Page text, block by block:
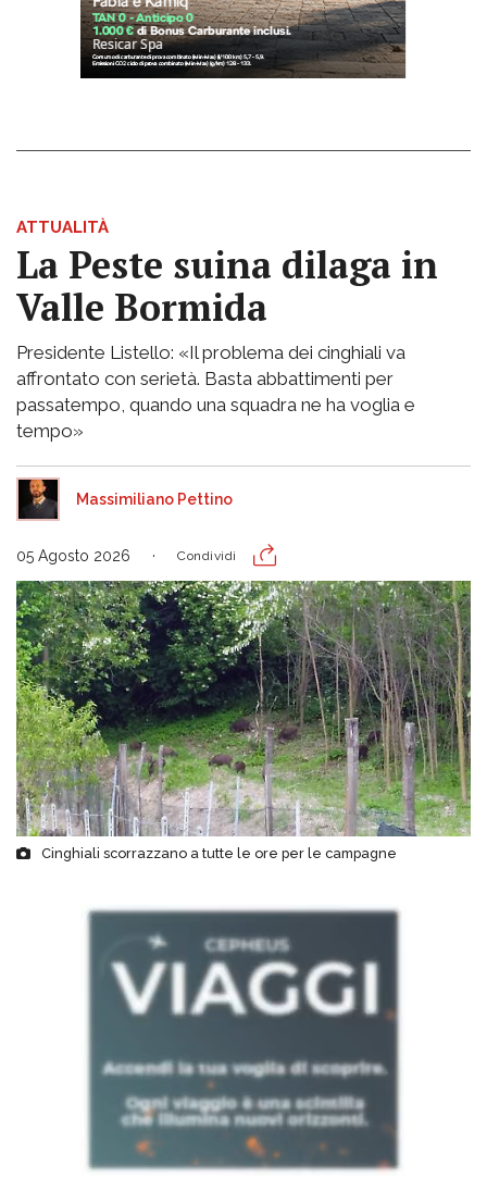
ATTUALITÀ
La Peste suina dilaga in
Valle Bormida
Presidente Listello: «Il problema dei cinghiali va
affrontato con serietà. Basta abbattimenti per
passatempo, quando una squadra ne ha voglia e
tempo»
Massimiliano Pettino
05 Agosto 2026 Condividi
Cinghiali scorrazzano a tutte le ore per le campagne